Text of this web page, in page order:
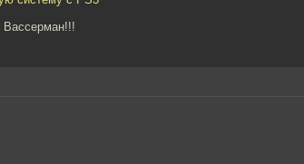
Вассерман!!!